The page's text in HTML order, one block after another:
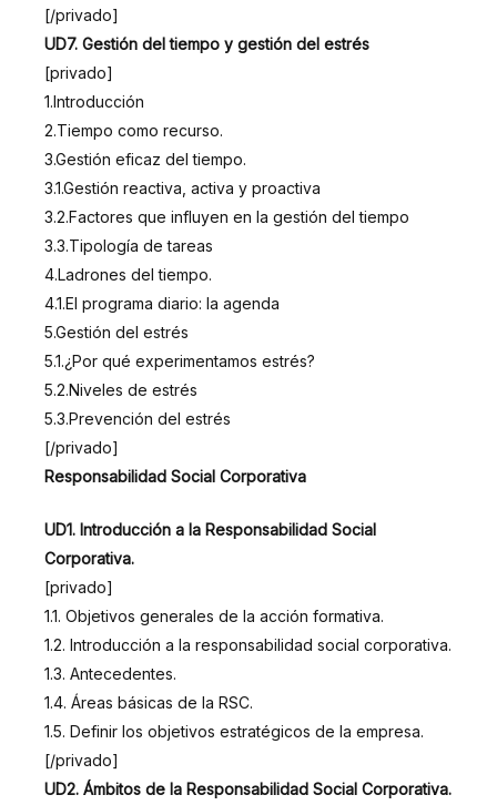
[/privado]
UD7. Gestión del tiempo y gestión del estrés
[privado]
1.Introducción
2.Tiempo como recurso.
3.Gestión eficaz del tiempo.
3.1.Gestión reactiva, activa y proactiva
3.2.Factores que influyen en la gestión del tiempo
3.3.Tipología de tareas
4.Ladrones del tiempo.
4.1.El programa diario: la agenda
5.Gestión del estrés
5.1.¿Por qué experimentamos estrés?
5.2.Niveles de estrés
5.3.Prevención del estrés
[/privado]
Responsabilidad Social Corporativa
UD1. Introducción a la Responsabilidad Social
Corporativa.
[privado]
1.1. Objetivos generales de la acción formativa.
1.2. Introducción a la responsabilidad social corporativa.
1.3. Antecedentes.
1.4. Áreas básicas de la RSC.
1.5. Definir los objetivos estratégicos de la empresa.
[/privado]
UD2. Ámbitos de la Responsabilidad Social Corporativa.